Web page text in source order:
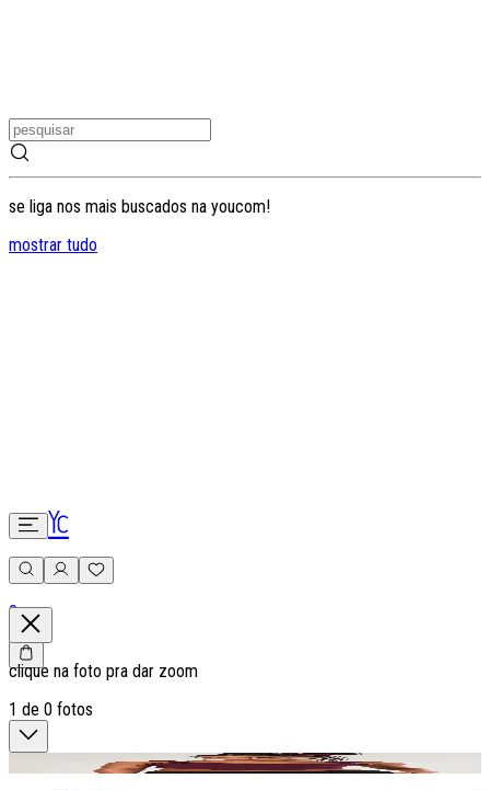
se liga nos mais buscados na youcom!
mostrar tudo
0
clique na foto pra dar zoom
1 de 0 fotos